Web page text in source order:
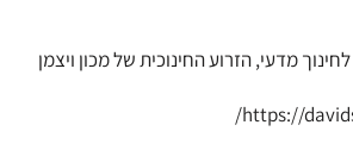
מדעי, הזרוע החינוכית של מכון ויצמן
https://